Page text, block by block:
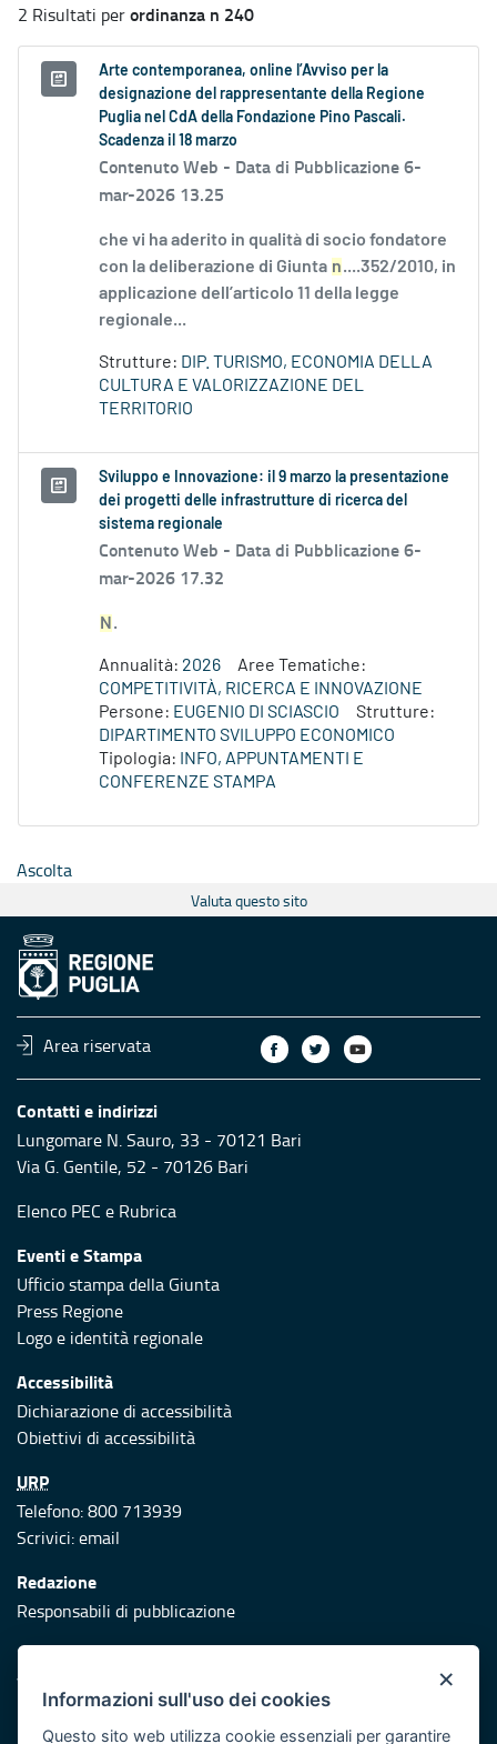
2 Risultati perordinanza n 240
Arte contemporanea, online l’Avviso per la
designazione del rappresentante della Regione
Puglia nel CdA della Fondazione Pino Pascali.
Scadenza il 18 marzo
Contenuto Web - Data di Pubblicazione 6-
mar-2026 13.25
che vi ha aderito in qualità di socio fondatore
con la deliberazione di Giunta n....352/2010, in
applicazione dell’articolo 11 della legge
regionale...
Strutture: DIP. TURISMO, ECONOMIA DELLA
CULTURA E VALORIZZAZIONE DEL
TERRITORIO
Sviluppo e Innovazione: il 9 marzo la presentazione
dei progetti delle infrastrutture di ricerca del
sistema regionale
Contenuto Web - Data di Pubblicazione 6-
mar-2026 17.32
N .
Annualità: 2026
Aree Tematiche:
COMPETITIVITÀ, RICERCA E INNOVAZIONE
Persone: EUGENIO DI SCIASCIO
Strutture:
DIPARTIMENTO SVILUPPO ECONOMICO
Tipologia:
INFO, APPUNTAMENTI E
CONFERENZE STAMPA
Ascolta
Valuta questo sito
Area riservata
Contatti e indirizzi
Lungomare N. Sauro, 33 - 70121 Bari
Via G. Gentile, 52 - 70126 Bari
Elenco PEC e Rubrica
Eventi e Stampa
Ufficio stampa della Giunta
Press Regione
Logo e identità regionale
Accessibilità
Dichiarazione di accessibilità
Obiettivi di accessibilità
URP
Telefono: 800 713939
Scrivici:email
Redazione
Responsabili di pubblicazione
Protezione civile
Vai al sito di Protezione Civile Puglia
Iniziativa finanziata con risorse del POR Puglia 2014/2020 -
×
Informazioni sull'uso dei cookies
Questo sito web utilizza cookie essenziali per garantire